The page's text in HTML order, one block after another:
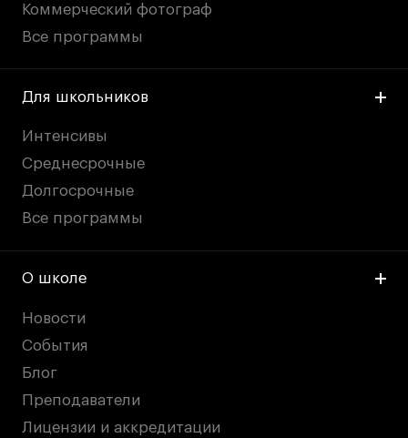
Коммерческий фотограф
Все программы
Для школьников
Интенсивы
Среднесрочные
Долгосрочные
Все программы
О школе
Новости
События
Блог
Преподаватели
Лицензии и аккредитации